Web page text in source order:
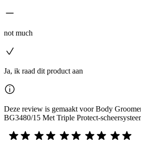
not much
Ja, ik raad dit product aan
Deze review is gemaakt voor Body
BG3480/15 Met Triple Protect-